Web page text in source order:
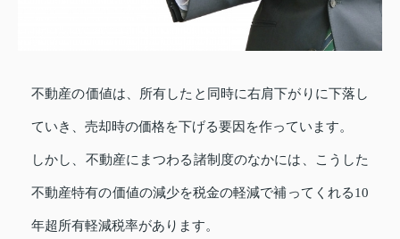
不動産の価値は、所有したと同時に右肩下がりに下落し
ていき、売却時の価格を下げる要因を作っています。
しかし、不動産にまつわる諸制度のなかには、こうした
不動産特有の価値の減少を税金の軽減で補ってくれる10
年超所有軽減税率があります。